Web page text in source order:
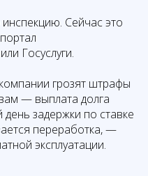
Сейчас это
Госуслуги.
грозят штрафы
— выплата долга
задержки по ставке
переработка, —
эксплуатации.